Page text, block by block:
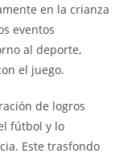
en la crianza
eventos
al deporte,
el juego.
de logros
fútbol y lo
Este trasfondo